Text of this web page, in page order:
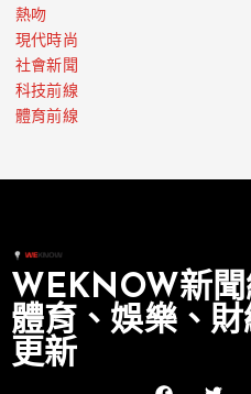
熱吻
現代時尚
社會新聞
科技前線
體育前線
WEKNOW新聞
體育、娛樂、
更新